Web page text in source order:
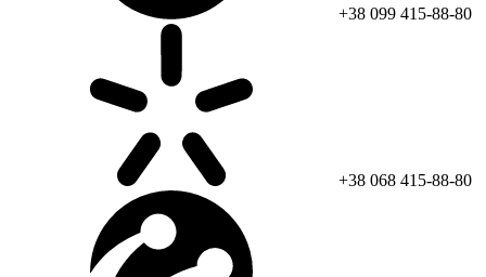
+38 099 415-88-80
+38 068 415-88-80